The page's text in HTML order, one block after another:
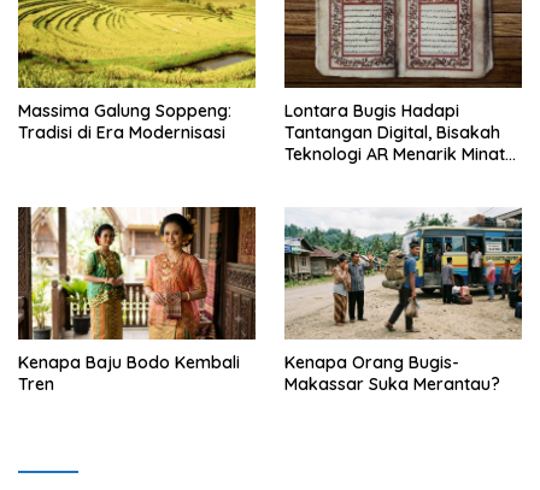
Massima Galung Soppeng:
Tradisi di Era Modernisasi
Lontara Bugis Hadapi
Tantangan Digital, Bisakah
Teknologi AR Menarik Minat
Kenapa Baju Bodo Kembali
Tren
Kenapa Orang Bugis-
Makassar Suka Merantau?